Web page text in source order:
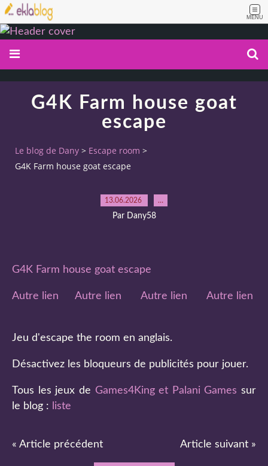
MENU
G4K Farm house goat
escape
Le blog de Dany > Escape room >
G4K Farm house goat escape
13.06.2026 …
Par Dany58
G4K Farm house goat escape
Autre lien Autre lien Autre lien Autre lien
Jeu d'escape the room en anglais.
Désactivez les bloqueurs de publicités pour jouer.
Tous les jeux de Games4King et Palani Games sur
le blog :
liste
« Article précédent Article suivant »